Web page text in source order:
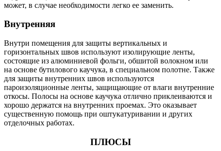
может, в случае необходимости легко ее заменить.
Внутренняя
Внутри помещения для защиты вертикальных и
горизонтальных швов используют изолирующие ленты,
состоящие из алюминиевой фольги, обшитой волокном или
на основе бутилового каучука, в специальном полотне. Также
для защиты внутренних швов используются
пароизоляционные ленты, защищающие от влаги внутренние
откосы. Полосы на основе каучука отлично приклеиваются и
хорошо держатся на внутренних проемах. Это оказывает
существенную помощь при оштукатуривании и других
отделочных работах.
ПЛЮСЫ